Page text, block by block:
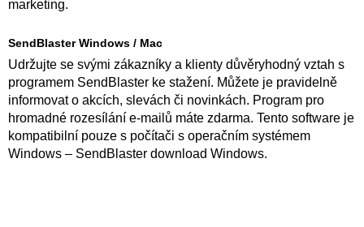
marketing.
SendBlaster Windows / Mac
Udržujte se svými zákazníky a klienty důvěryhodný vztah s
programem SendBlaster ke stažení. Můžete je pravidelně
informovat o akcích, slevách či novinkách. Program pro
hromadné rozesílání e-mailů máte zdarma. Tento software je
kompatibilní pouze s počítači s operačním systémem
Windows – SendBlaster download Windows.